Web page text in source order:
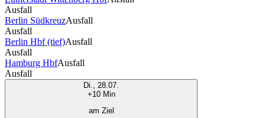
Ausfall
Berlin SüdkreuzAusfall
Ausfall
Berlin Hbf (tief)Ausfall
Ausfall
Hamburg HbfAusfall
Ausfall
Di., 28.07.
+10 Min
am Ziel